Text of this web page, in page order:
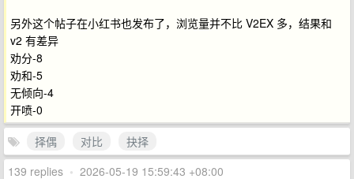
另外这个帖子在小红书也发布了，浏览量并不比 V2EX 多，结果和
v2 有差异
劝分-8
劝和-5
无倾向-4
开喷-0
择偶
对比
抉择
139 replies • 2026-05-19 15:59:43 +08:00